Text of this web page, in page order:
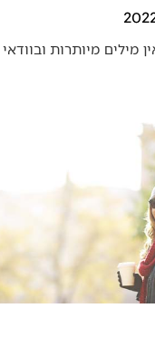
מילים מיותרות